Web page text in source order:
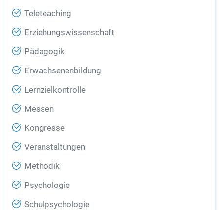
Teleteaching
Erziehungswissenschaft
Pädagogik
Erwachsenenbildung
Lernzielkontrolle
Messen
Kongresse
Veranstaltungen
Methodik
Psychologie
Schulpsychologie